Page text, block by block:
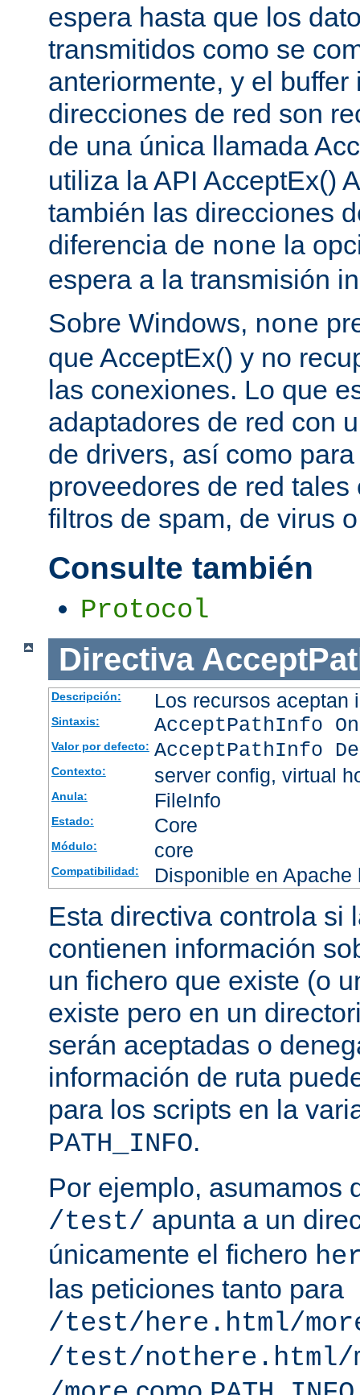
espera hasta que los
transmitidos como se
anteriormente, y el
direcciones de red son
de una única llamada
utiliza la API AcceptEx()
también las direcciones
diferencia de none la
espera a la transmisión
Sobre Windows, none
que AcceptEx() y no
las conexiones. Lo que
adaptadores de red con
de drivers, así como
proveedores de red
filtros de spam, de virus
Consulte también
Protocol
Directiva
Descripción: Los recursos aceptan
Sintaxis: AcceptPathInfo
Valor por defecto: AcceptPathInfo
Contexto: server config, virtual
Anula: FileInfo
Estado: Core
Módulo: core
Compatibilidad: Disponible en
Esta directiva controla si
contienen información
un fichero que existe (o
existe pero en un
serán aceptadas o
información de ruta
para los scripts en la
PATH_INFO.
Por ejemplo, asumamos
/test/ apunta a un
únicamente el fichero
las peticiones tanto para
/test/here.html/
/test/nothere.html/